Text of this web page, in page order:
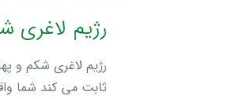
رژیم لاغری
رژیم لاغری شکم و
ثابت می کند شما